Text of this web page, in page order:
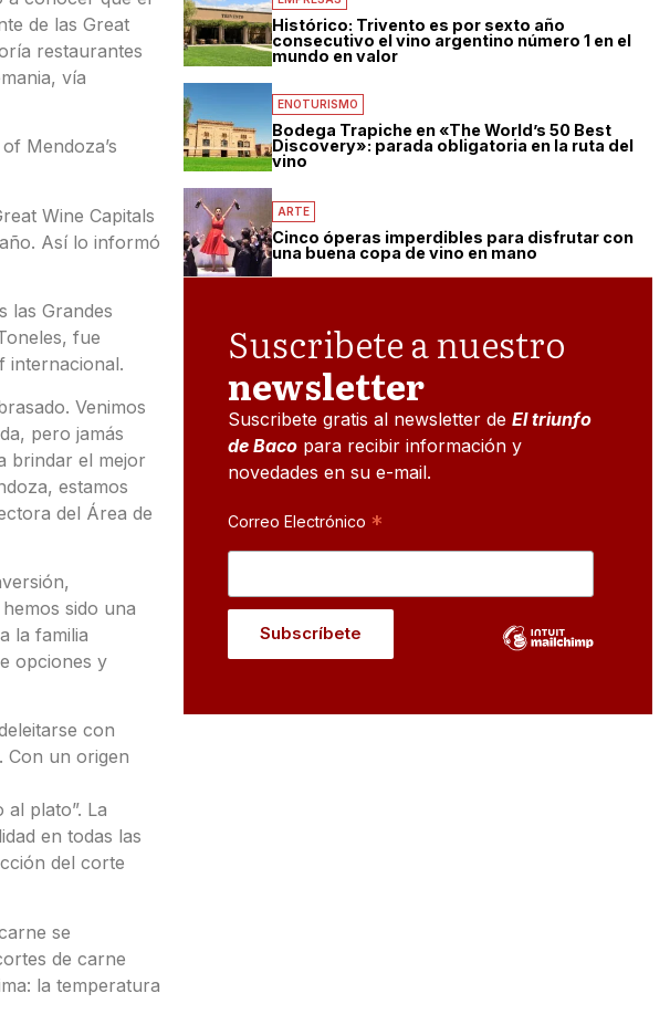
de las Great
restaurantes
vía
Mendoza’s
Wine Capitals
Así lo informó
las Grandes
fue
internacional.
Venimos
pero jamás
brindar el mejor
estamos
del Área de
sido una
la familia
opciones y
con
Con un origen
plato”. La
en todas las
del corte
se
de carne
la temperatura
Histórico: Trivento es por sexto año
consecutivo el vino argentino número 1 en el
mundo en valor
ENOTURISMO
Bodega Trapiche en «The World’s 50 Best
Discovery»: parada obligatoria en la ruta del
vino
ARTE
Cinco óperas imperdibles para disfrutar con
una buena copa de vino en mano
Suscribete a nuestro
newsletter
Suscribete gratis al newsletter deEl triunfo
de Baco para recibir información y
novedades en su e-mail.
Correo Electrónico *